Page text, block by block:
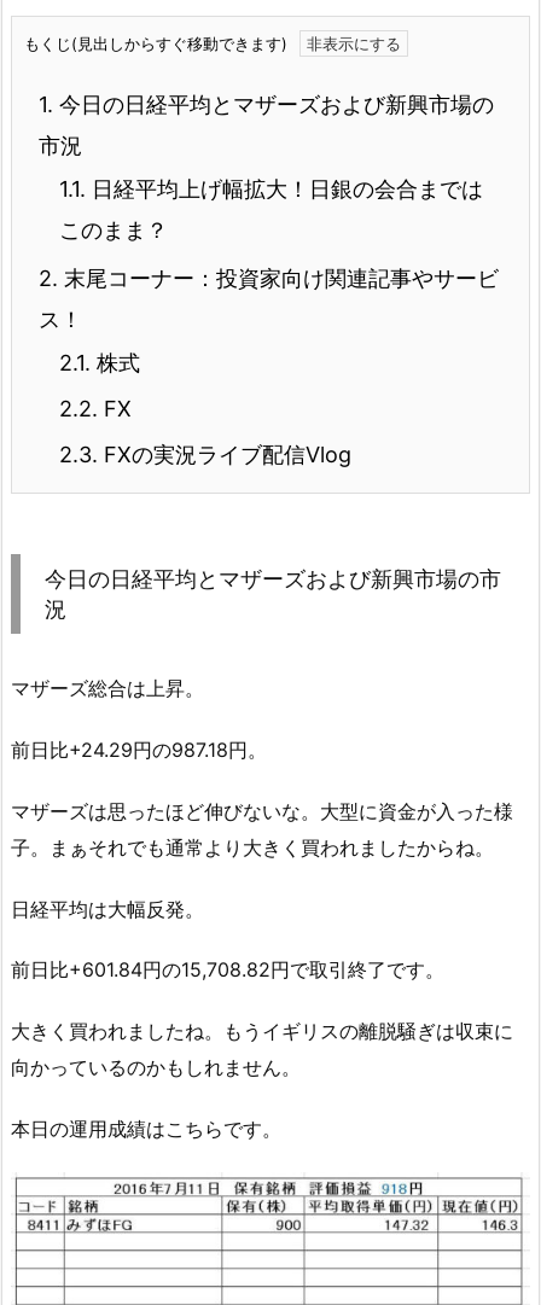
もくじ(見出しからすぐ移動できます)
1. 今日の日経平均とマザーズおよび新興市場の
市況
1.1. 日経平均上げ幅拡大！日銀の会合までは
このまま？
2. 末尾コーナー：投資家向け関連記事やサービ
ス！
2.1. 株式
2.2. FX
2.3. FXの実況ライブ配信Vlog
今日の日経平均とマザーズおよび新興市場の市
況
マザーズ総合は上昇。
前日比+24.29円の987.18円。
マザーズは思ったほど伸びないな。大型に資金が入った様
子。まぁそれでも通常より大きく買われましたからね。
日経平均は大幅反発。
前日比+601.84円の15,708.82円で取引終了です。
大きく買われましたね。もうイギリスの離脱騒ぎは収束に
向かっているのかもしれません。
本日の運用成績はこちらです。